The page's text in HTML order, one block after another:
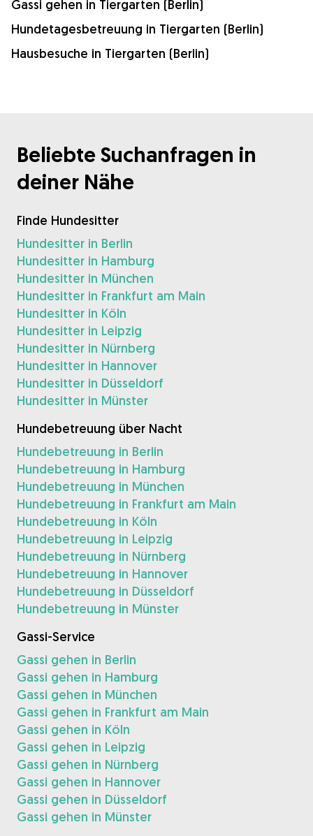
Gassi gehen in Tiergarten (Berlin)
Hundetagesbetreuung in Tiergarten (Berlin)
Hausbesuche in Tiergarten (Berlin)
Beliebte Suchanfragen in
deiner Nähe
Finde Hundesitter
Hundesitter in Berlin
Hundesitter in Hamburg
Hundesitter in München
Hundesitter in Frankfurt am Main
Hundesitter in Köln
Hundesitter in Leipzig
Hundesitter in Nürnberg
Hundesitter in Hannover
Hundesitter in Düsseldorf
Hundesitter in Münster
Hundebetreuung über Nacht
Hundebetreuung in Berlin
Hundebetreuung in Hamburg
Hundebetreuung in München
Hundebetreuung in Frankfurt am Main
Hundebetreuung in Köln
Hundebetreuung in Leipzig
Hundebetreuung in Nürnberg
Hundebetreuung in Hannover
Hundebetreuung in Düsseldorf
Hundebetreuung in Münster
Gassi-Service
Gassi gehen in Berlin
Gassi gehen in Hamburg
Gassi gehen in München
Gassi gehen in Frankfurt am Main
Gassi gehen in Köln
Gassi gehen in Leipzig
Gassi gehen in Nürnberg
Gassi gehen in Hannover
Gassi gehen in Düsseldorf
Gassi gehen in Münster